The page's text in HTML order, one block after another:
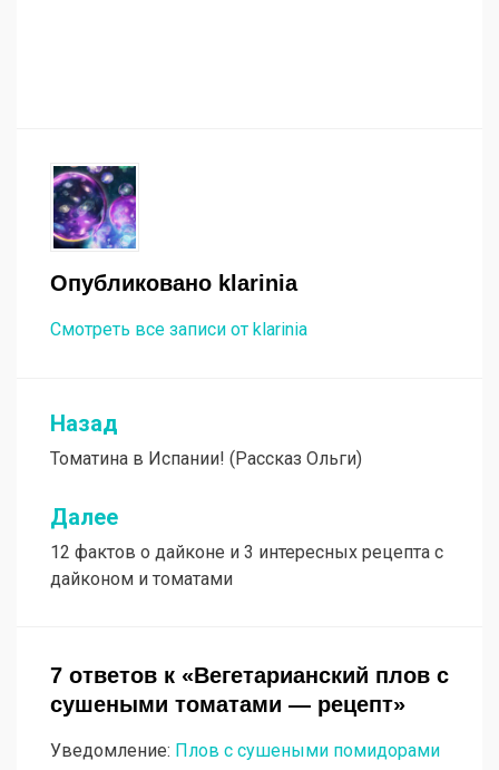
Опубликовано klarinia
Смотреть все записи от klarinia
Навигация
по
записям
Назад
Томатина в Испании! (Рассказ Ольги)
Далее
12 фактов о дайконе и 3 интересных рецепта с
дайконом и томатами
7 ответов к «Вегетарианский плов с
сушеными томатами — рецепт»
Уведомление: Плов с сушеными помидорами